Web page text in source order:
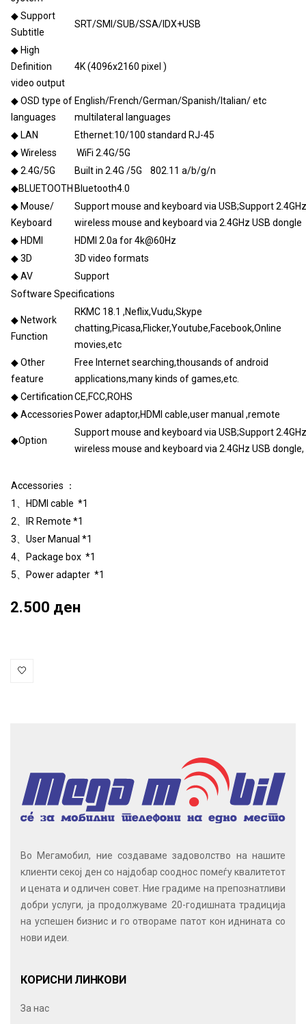
◆ Support
Subtitle
SRT/SMI/SUB/SSA/IDX+USB
◆ High
Definition
video output
4K (4096x2160 pixel )
◆ OSD type of
languages
English/French/German/Spanish/Italian/ etc
multilateral languages
◆ LAN
Ethernet:10/100 standard RJ-45
◆ Wireless
WiFi 2.4G/5G
◆ 2.4G/5G
Built in 2.4G /5G 802.11 a/b/g/n
◆BLUETOOTH Bluetooth4.0
◆ Mouse/
Keyboard
Support mouse and keyboard via USB;Support 2.4GHz
wireless mouse and keyboard via 2.4GHz USB dongle
◆ HDMI
HDMI 2.0a for 4k@60Hz
◆ 3D
3D video formats
◆ AV
Support
Software Specifications
◆ Network
Function
RKMC 18.1 ,Neflix,Vudu,Skype
chatting,Picasa,Flicker,Youtube,Facebook,Online
movies,etc
◆ Other
feature
Free Internet searching,thousands of android
applications,many kinds of games,etc.
◆ CertificationCE,FCC,ROHS
◆ Accessories Power adaptor,HDMI cable,user manual ,remote
◆Option
Support mouse and keyboard via USB;Support 2.4GHz
wireless mouse and keyboard via 2.4GHz USB
Accessories ：
1、HDMI cable *1
2、IR Remote *1
3、User Manual *1
4、Package box *1
5、Power adapter *1
2.500 ден
Во Мегамобил, ние создаваме задоволство на нашите
клиенти секој ден со најдобар сооднос помеѓу квалитетот
и цената и одличен совет. Ние градиме на препознатливи
добри услуги, ја продолжуваме 20-годишната традиција
на успешен бизнис и го отвораме патот кон иднината со
нови идеи.
КОРИСНИ ЛИНКОВИ
За нас